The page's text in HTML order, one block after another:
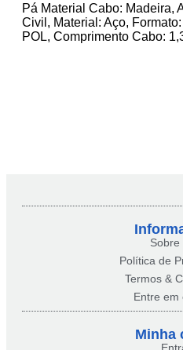
Pá Material Cabo: Madeira,
Civil, Material: Aço,
POL, Comprimento Cabo:
Sobre
Política de
Termos &
Entre em
Minha